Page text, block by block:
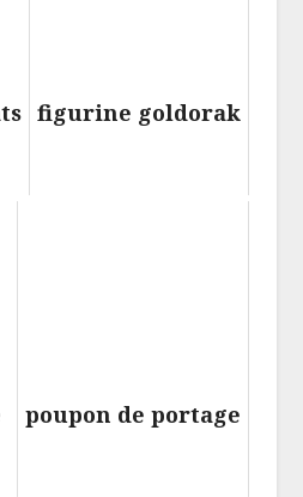
figurine goldorak
poupon de portage